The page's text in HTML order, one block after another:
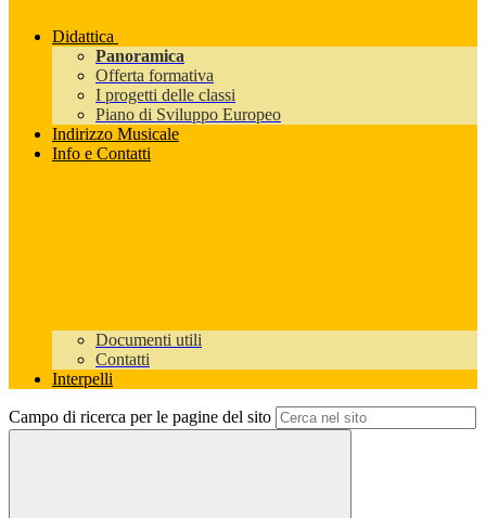
Didattica
Panoramica
Offerta formativa
I progetti delle classi
Piano di Sviluppo Europeo
Indirizzo Musicale
Info e Contatti
Documenti utili
Contatti
Interpelli
Campo di ricerca per le pagine del sito